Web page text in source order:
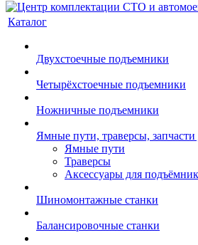
Каталог
Двухстоечные подъемники
Четырёхстоечные подъемники
Ножничные подъемники
Ямные пути, траверсы,
Ямные пути
Траверсы
Аксессуары для
Шиномонтажные станки
Балансировочные станки